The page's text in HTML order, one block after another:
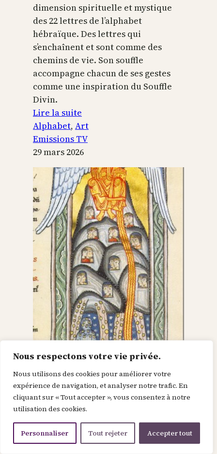
Nous respectons votre vie privée.
Nous utilisons des cookies pour améliorer votre
expérience de navigation, et analyser notre trafic. En
cliquant sur « Tout accepter », vous consentez à notre
utilisation des cookies.
Personnaliser Tout rejeter Accepter tout
dimension spirituelle et mystique
des 22 lettres de l’alphabet
hébraïque. Des lettres qui
s’enchaînent et sont comme des
chemins de vie. Son souffle
accompagne chacun de ses gestes
comme une inspiration du Souffle
Divin.
Lire la suite
L’alphabet
sacré
Alphabet, Art
Emissions TV
29 mars 2026
Dieu dans le Christ,
recherche l’homme et
le renouvelle